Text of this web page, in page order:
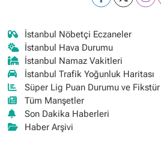
İstanbul Nöbetçi Eczaneler
İstanbul Hava Durumu
İstanbul Namaz Vakitleri
İstanbul Trafik Yoğunluk Haritası
Süper Lig Puan Durumu ve Fikstür
Tüm Manşetler
Son Dakika Haberleri
Haber Arşivi